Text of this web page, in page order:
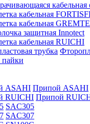
кабельная
кабельная
кабельная
защитная Innotect
кабельная RUICHI
Припой ASAHI
Припой
SAC305
SAC307